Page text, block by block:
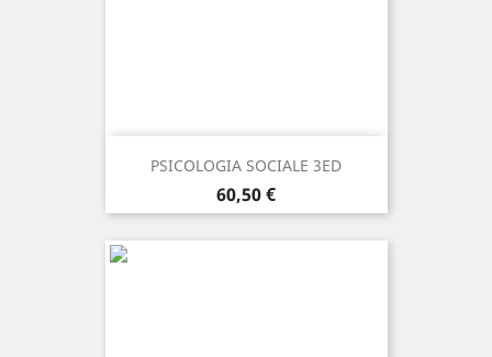
PSICOLOGIA SOCIALE 3ED
Prezzo
60,50 €